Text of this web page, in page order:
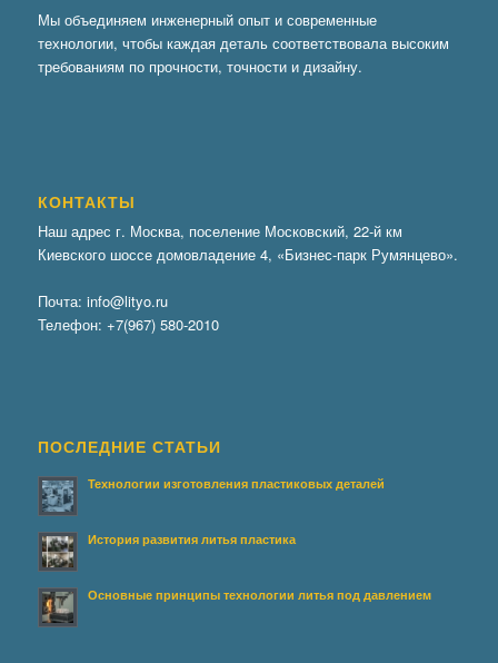
Мы объединяем инженерный опыт и современные
технологии, чтобы каждая деталь соответствовала высоким
требованиям по прочности, точности и дизайну.
КОНТАКТЫ
Наш адрес г. Москва, поселение Московский, 22-й км
Киевского шоссе домовладение 4, «Бизнес-парк Румянцево».
Почта: info@lityo.ru
Телефон: +7(967) 580-2010
ПОСЛЕДНИЕ СТАТЬИ
Технологии изготовления пластиковых деталей
История развития литья пластика
Основные принципы технологии литья под давлением